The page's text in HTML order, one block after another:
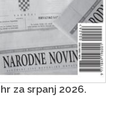
za srpanj 2026.